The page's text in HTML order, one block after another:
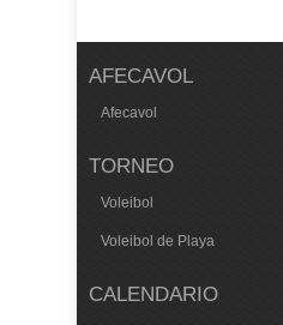
AFECAVOL
Afecavol
TORNEO
Voleibol
Voleibol de Playa
CALENDARIO